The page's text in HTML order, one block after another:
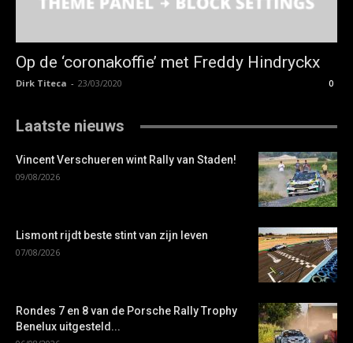
Op de ‘coronakoffie’ met Freddy Hindryckx
Dirk Titeca - 23/03/2020 0
Laatste nieuws
Vincent Verschueren wint Rally van Staden!
09/08/2026
Lismont rijdt beste stint van zijn leven
07/08/2026
Rondes 7 en 8 van de Porsche Rally Trophy
Benelux uitgesteld...